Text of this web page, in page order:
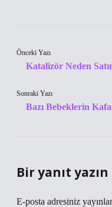
Önceki Yazı
Katalizör Neden
Sonraki Yazı
Bazı Bebeklerin
Bir yanıt yazın
E-posta adresiniz